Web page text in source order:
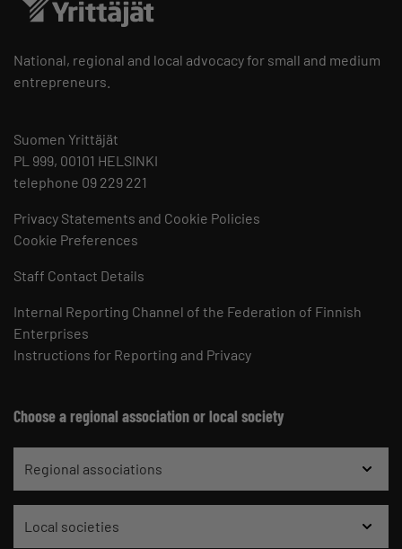
National, regional and local advocacy for small and medium
entrepreneurs.
Suomen Yrittäjät
PL 999, 00101 HELSINKI
telephone 09 229 221
Privacy Statements and Cookie Policies
Cookie Preferences
Staff Contact Details
Internal Reporting Channel of the Federation of Finnish
Enterprises
Instructions for Reporting and Privacy
Choose a regional association or local society
Regional associations
Local societies